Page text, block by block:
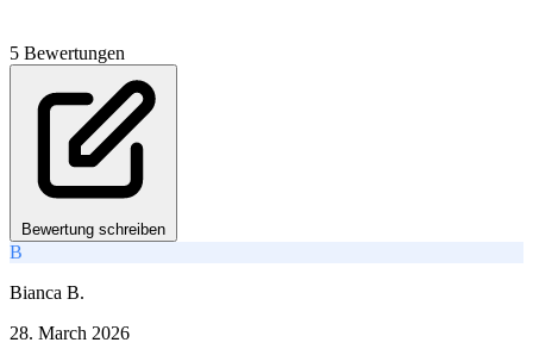
5 Bewertungen
Bewertung schreiben
B
Bianca B.
28. March 2026